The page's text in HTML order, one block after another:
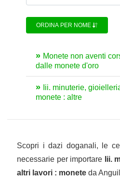
ORDINA PER NOME
Monete non aventi
dalle monete d'oro
Iii. minuterie,
monete : altre
Scopri i dazi doganali, le
necessarie per importare Iii.
altri lavori : monete da